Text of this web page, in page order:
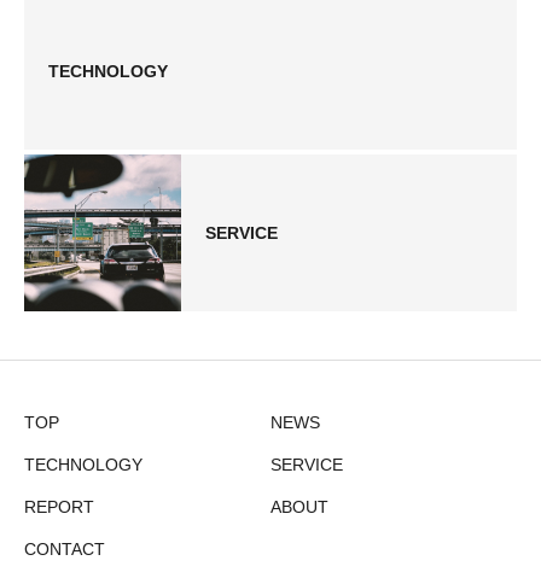
TECHNOLOGY
SERVICE
TOP NEWS
TECHNOLOGY SERVICE
REPORT ABOUT
CONTACT